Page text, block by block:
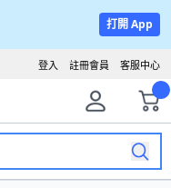
打開 App
客服中心
註冊會員
登入